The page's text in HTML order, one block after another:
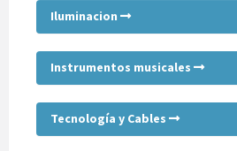
Iluminacion
Instrumentos musicales
Tecnología y Cables